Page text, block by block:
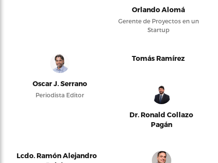
Orlando Alomá
Gerente de Proyectos en un
Startup
Oscar J. Serrano
Periodista Editor
Tomás Ramírez
Dr. Ronald Collazo
Pagán
Lcdo. Ramón Alejandro